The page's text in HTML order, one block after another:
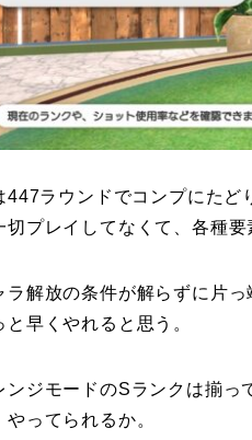
447ラウンドでコンプにた
切プレイしてなくて、各種
ラ解放の条件が解らずに片
と早くやれると思う。
ンジモードのSランクは揃っ
やってられるか。